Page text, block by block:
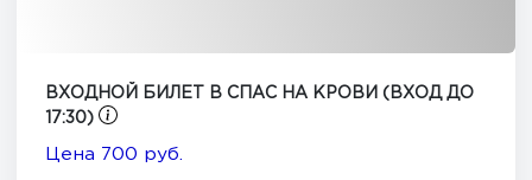
ВХОДНОЙ БИЛЕТ В СПАС НА КРОВИ (ВХОД ДО
17:30)
Цена 700 руб.